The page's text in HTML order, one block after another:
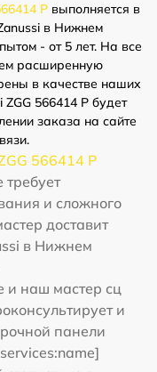
P выполняется в
в Нижнем
- от 5 лет. На все
расширенную
в качестве наших
566414 P будет
заказа на сайте
566414 P
требует
и сложного
доставит
в Нижнем
и наш мастер сц
и
панели